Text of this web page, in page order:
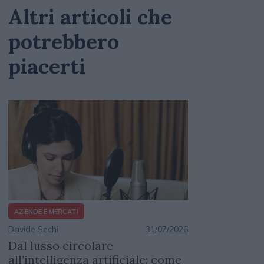
Altri articoli che
potrebbero
piacerti
AZIENDE E MERCATI
Davide Sechi 31/07/2026
Dal lusso circolare
all’intelligenza artificiale: come